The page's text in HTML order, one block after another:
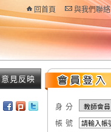
回首頁 與我們聯絡
身分
帳號
意見反映